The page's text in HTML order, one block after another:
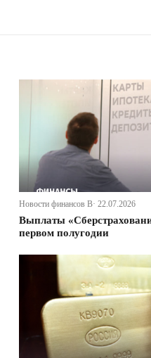
Новости финансов В· 22.07.2026
Выплаты
первом полугодии